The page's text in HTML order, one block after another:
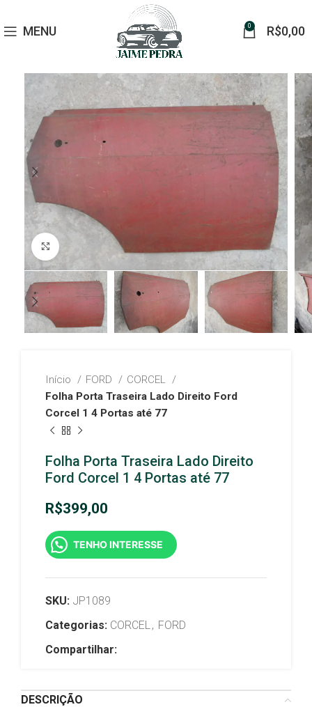
MENU 0 R$0,00
Click to enlarge
Início FORD
CORCEL
Folha Porta Traseira Lado Direito Ford
Corcel 1 4 Portas até 77
Folha Porta Traseira Lado Direito
Ford Corcel 1 4 Portas até 77
R$399,00
TENHO INTERESSE
SKU: JP1089
Categorias: CORCEL, FORD
Compartilhar:
DESCRIÇÃO